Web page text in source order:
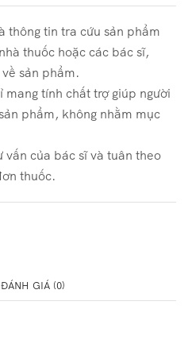
thông tin tra cứu sản phẩm
thuốc hoặc các bác sĩ,
sản phẩm.
tính chất trợ giúp người
phẩm, không nhằm mục
của bác sĩ và tuân theo
thuốc.
ĐÁNH GIÁ (0)